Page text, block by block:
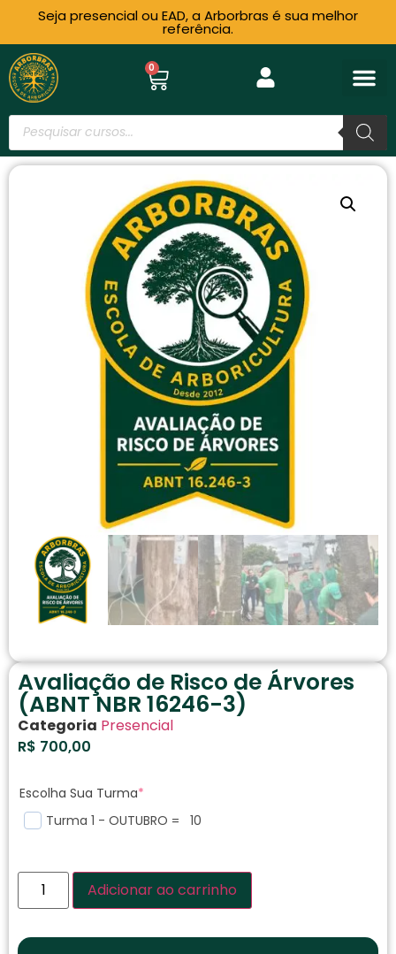
Seja presencial ou EAD, a Arborbras é sua melhor
referência.
0
Avaliação de Risco de Árvores
(ABNT NBR 16246-3)
Categoria Presencial
R$ 700,00
Escolha Sua Turma*
Turma 1 - OUTUBRO = 10
Adicionar ao carrinho